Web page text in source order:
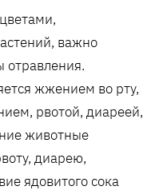
важно
отравления.
жжением во рту,
рвотой, диареей,
животные
диарею,
ядовитого сока